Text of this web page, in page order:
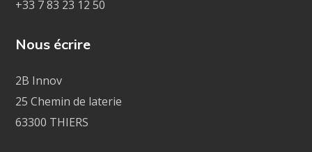
+33 7 83 23 12 50
Nous écrire
2B Innov
25 Chemin de laterie
63300 THIERS